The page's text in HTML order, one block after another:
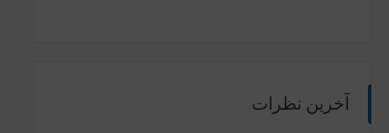
آخرین نظرات